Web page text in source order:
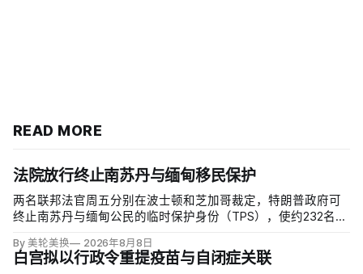
READ MORE
法院放行终止南苏丹与缅甸移民保护
两名联邦法官周五分别在波士顿和芝加哥裁定，特朗普政府可
终止南苏丹与缅甸公民的临时保护身份（TPS），使约232名南
障。两国分别因长期武装冲突及2021年军事政变后动荡而获指
定；国土安全部去年11月决定取消保护。
By 美轮美换 2026年8月8日
白宫拟以行政令重提疫苗与自闭症关联